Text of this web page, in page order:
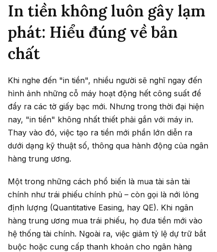
In tiền không luôn gây lạm
phát: Hiểu đúng về bản
chất
Khi nghe đến "in tiền", nhiều người sẽ nghĩ ngay đến
hình ảnh những cỗ máy hoạt động hết công suất để
đẩy ra các tờ giấy bạc mới. Nhưng trong thời đại hiện
nay, "in tiền" không nhất thiết phải gắn với máy in.
Thay vào đó, việc tạo ra tiền mới phần lớn diễn ra
dưới dạng kỹ thuật số, thông qua hành động của ngân
hàng trung ương.
Một trong những cách phổ biến là mua tài sản tài
chính như trái phiếu chính phủ – còn gọi là nới lỏng
định lượng (Quantitative Easing, hay QE). Khi ngân
hàng trung ương mua trái phiếu, họ đưa tiền mới vào
hệ thống tài chính. Ngoài ra, việc giảm tỷ lệ dự trữ bắt
buộc hoặc cung cấp thanh khoản cho ngân hàng